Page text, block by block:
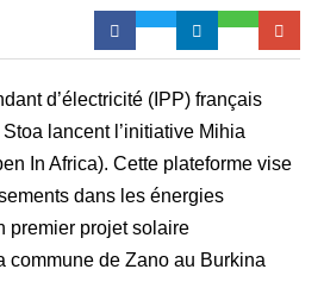
d’électricité (IPP) français
lancent l’initiative Mihia
In Africa). Cette plateforme vise
dans les énergies
premier projet solaire
commune de Zano au Burkina